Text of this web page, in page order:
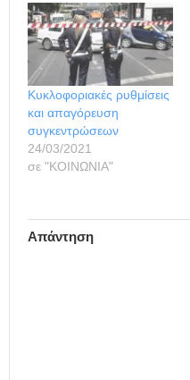
Κυκλοφοριακές ρυθμίσεις
και απαγόρευση
συγκεντρώσεων
24/03/2021
σε "ΚΟΙΝΩΝΙΑ"
Απάντηση